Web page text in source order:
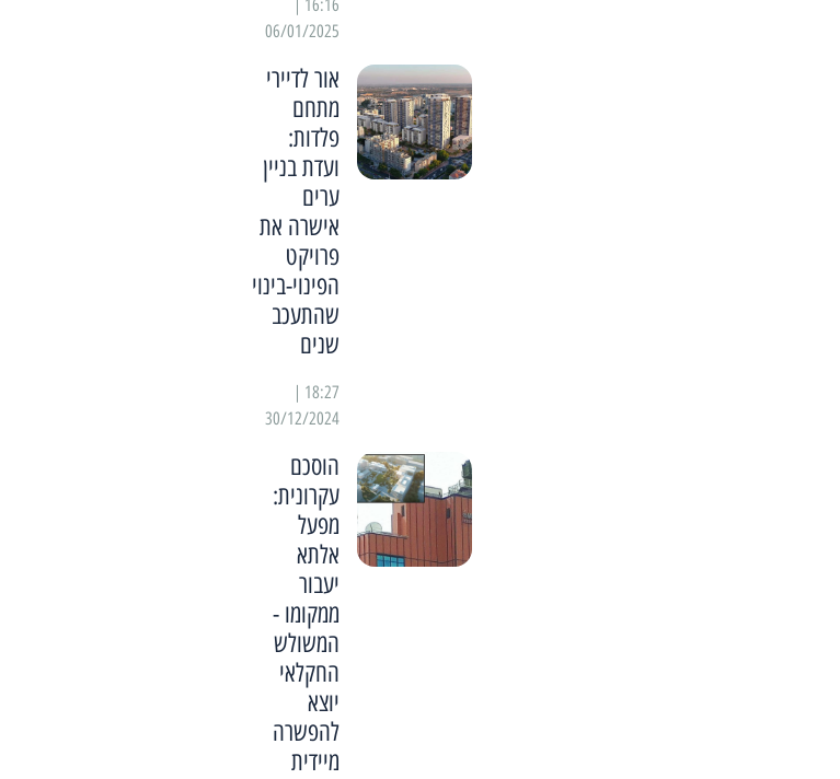
06/01/2025
אור לדיירי
מתחם
פלדות:
ועדת בניין
ערים
אישרה את
פרויקט
הפינוי-בינוי
שהתעכב
שנים
30/12/2024
הוסכם
עקרונית:
מפעל
אלתא
יעבור
ממקומו -
המשולש
החקלאי
יוצא
להפשרה
מיידית